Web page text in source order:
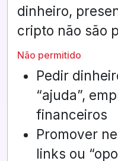
dinheiro,
cripto não são
Não permitido
Pedir
“ajuda”,
financeiros
Promover
links ou